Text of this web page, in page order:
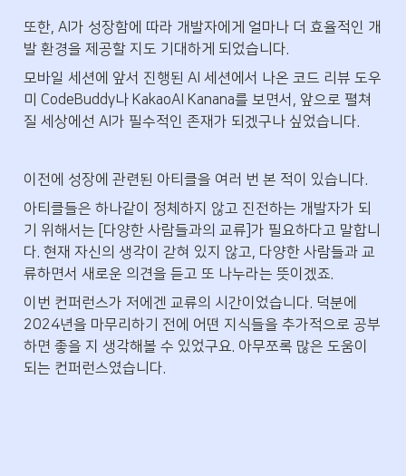
또한, AI가 성장함에 따라 개발자에게 얼마나 더 효율적인 개
발 환경을 제공할 지도 기대하게 되었습니다.
모바일 세션에 앞서 진행된 AI 세션에서 나온 코드 리뷰 도우
미 CodeBuddy나 KakaoAI Kanana를 보면서, 앞으로 펼쳐
질 세상에선 AI가 필수적인 존재가 되겠구나 싶었습니다.
이전에 성장에 관련된 아티클을 여러 번 본 적이 있습니다.
아티클들은 하나같이 정체하지 않고 진전하는 개발자가 되
기 위해서는 [다양한 사람들과의 교류]가 필요하다고 말합니
다. 현재 자신의 생각이 갇혀 있지 않고, 다양한 사람들과 교
류하면서 새로운 의견을 듣고 또 나누라는 뜻이겠죠.
이번 컨퍼런스가 저에겐 교류의 시간이었습니다. 덕분에
2024년을 마무리하기 전에 어떤 지식들을 추가적으로 공부
하면 좋을 지 생각해볼 수 있었구요. 아무쪼록 많은 도움이
되는 컨퍼런스였습니다.